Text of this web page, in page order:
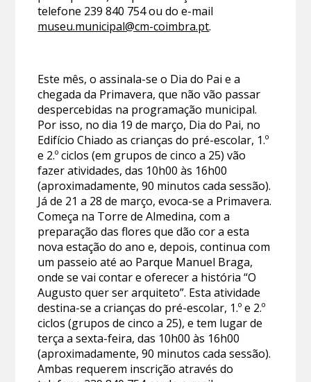
telefone 239 840 754 ou do e-mail
museu.municipal@cm-coimbra.pt.
Este mês, o assinala-se o Dia do Pai e a
chegada da Primavera, que não vão passar
despercebidas na programação municipal.
Por isso, no dia 19 de março, Dia do Pai, no
Edifício Chiado as crianças do pré-escolar, 1.º
e 2.º ciclos (em grupos de cinco a 25) vão
fazer atividades, das 10h00 às 16h00
(aproximadamente, 90 minutos cada sessão).
Já de 21 a 28 de março, evoca-se a Primavera.
Começa na Torre de Almedina, com a
preparação das flores que dão cor a esta
nova estação do ano e, depois, continua com
um passeio até ao Parque Manuel Braga,
onde se vai contar e oferecer a história “O
Augusto quer ser arquiteto”. Esta atividade
destina-se a crianças do pré-escolar, 1.º e 2.º
ciclos (grupos de cinco a 25), e tem lugar de
terça a sexta-feira, das 10h00 às 16h00
(aproximadamente, 90 minutos cada sessão).
Ambas requerem inscrição através do